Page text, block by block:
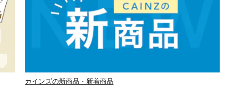
カインズの新商品・新着商品